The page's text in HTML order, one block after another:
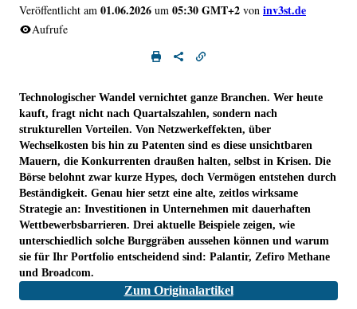
Veröffentlicht am 01.06.2026 um 05:30 GMT+2 von inv3st.de
Aufrufe
Technologischer Wandel vernichtet ganze Branchen. Wer heute
kauft, fragt nicht nach Quartalszahlen, sondern nach
strukturellen Vorteilen. Von Netzwerkeffekten, über
Wechselkosten bis hin zu Patenten sind es diese unsichtbaren
Mauern, die Konkurrenten draußen halten, selbst in Krisen. Die
Börse belohnt zwar kurze Hypes, doch Vermögen entstehen durch
Beständigkeit. Genau hier setzt eine alte, zeitlos wirksame
Strategie an: Investitionen in Unternehmen mit dauerhaften
Wettbewerbsbarrieren. Drei aktuelle Beispiele zeigen, wie
unterschiedlich solche Burggräben aussehen können und warum
sie für Ihr Portfolio entscheidend sind: Palantir, Zefiro Methane
und Broadcom.
Zum Originalartikel